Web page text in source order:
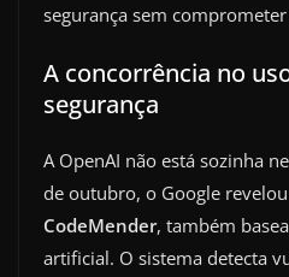
segurança sem comprometer
A concorrência no
segurança
A OpenAI não está sozinha
de outubro, o Google
CodeMender, também
artificial. O sistema detecta